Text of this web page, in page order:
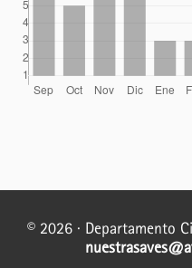
© 2026 · Departamento